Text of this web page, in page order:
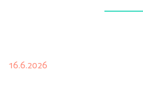
16.6.2026